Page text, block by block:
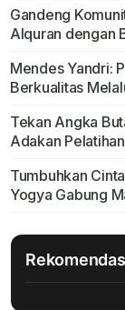
Gandeng
Alquran dengan
Mendes Yandri:
Berkualitas
Tekan Angka
Adakan
Tumbuhkan
Yogya Gabung